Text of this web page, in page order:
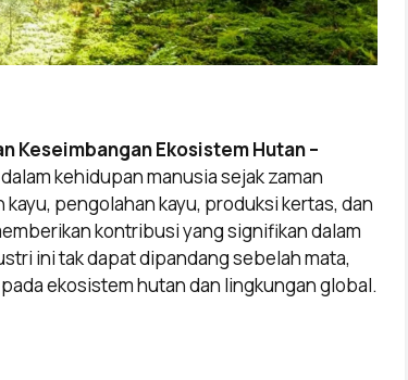
Keseimbangan Ekosistem Hutan –
kehidupan manusia sejak zaman
pengolahan kayu, produksi kertas, dan
kontribusi yang signifikan dalam
ini tak dapat dipandang sebelah mata,
ekosistem hutan dan lingkungan global.